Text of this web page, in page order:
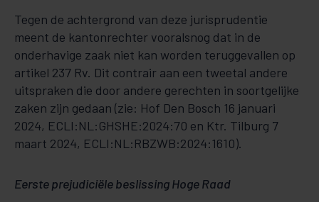
Tegen de achtergrond van deze jurisprudentie
meent de kantonrechter vooralsnog dat in de
onderhavige zaak niet kan worden teruggevallen op
artikel 237 Rv. Dit contrair aan een tweetal andere
uitspraken die door andere gerechten in soortgelijke
zaken zijn gedaan (zie: Hof Den Bosch 16 januari
2024, ECLI:NL:GHSHE:2024:70 en Ktr. Tilburg 7
maart 2024, ECLI:NL:RBZWB:2024:1610).
Eerste prejudiciële beslissing Hoge Raad